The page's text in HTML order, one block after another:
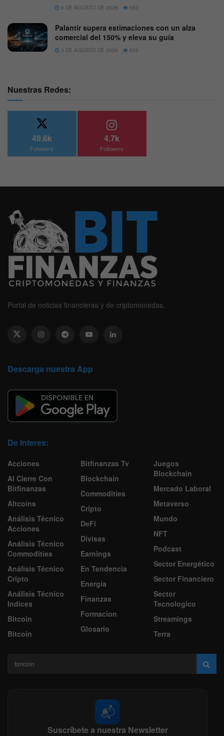
6 DE AGOSTO DE 2026 552
Palantir supera estimaciones con un alza
comercial del 150% y eleva su guía
3 DE AGOSTO DE 2026 632
Nuestras Redes:
49.6k
Followers
4.7k
Followers
Portal de noticias financieras y de criptomonedas.
Descarga nuestra App
De Interes:
Acciones
Al Cierre Con
Bitfinanzas
Altcoins
Análisis Técnico
Acciones
Análisis Técnico
Commodities
Análisis Técnico
Cripto
Análisis Técnico
Indices
Bitcoin
Bitcoin
Bitfinanzas Tv
Blockchain
Commodities
Cripto
DeFi
Divisas
Earnings
En Tendencia
Energía
Finanzas
Formacion
Glosario
Juegos
Blockchain
Mercado Laboral
Metaverso
Mundo
NFT
Podcast
Sector Energético
Sector Financiero
Sector
Tecnologico
Streamings
Terra
📬
Suscríbete a nuestra Newsletter